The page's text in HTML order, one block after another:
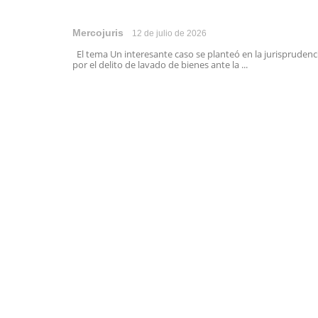
Mercojuris 12 de julio de 2026
El tema Un interesante caso se planteó en la
por el delito de lavado de bienes ante la ...